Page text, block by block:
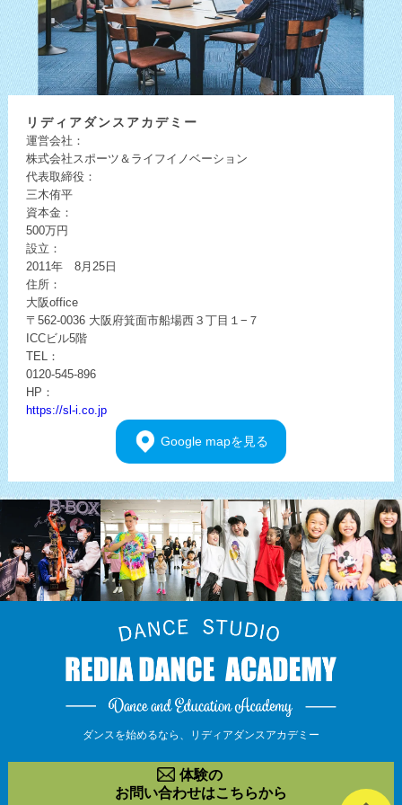
リディアダンスアカデミー
運営会社：
株式会社スポーツ＆ライフイノベーション
代表取締役：
三木侑平
資本金：
500万円
設立：
2011年 8月25日
住所：
大阪office
〒562-0036 大阪府箕面市船場西３丁目１−７
ICCビル5階
TEL：
0120-545-896
HP：
https://sl-i.co.jp
Google mapを見る
ダンスを始めるなら、 リディアダンスアカデミー
体験の
お問い合わせはこちらから